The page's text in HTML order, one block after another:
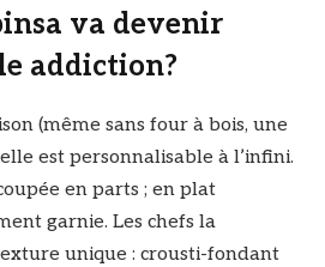
va devenir
addiction?
(même sans four à bois, une
est personnalisable à l’infini.
en parts ; en plat
garnie. Les chefs la
unique : crousti-fondant